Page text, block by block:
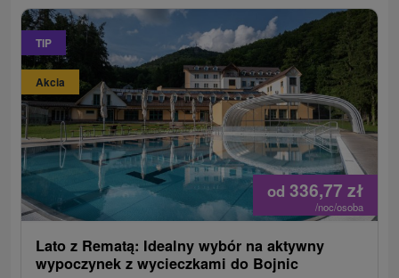
TIP
Akcia
od 336,77 zł
/noc/osoba
Lato z Rematą: Idealny wybór na aktywny
wypoczynek z wycieczkami do Bojnic